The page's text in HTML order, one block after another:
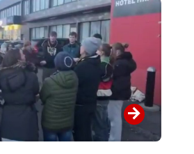
arrow_forward